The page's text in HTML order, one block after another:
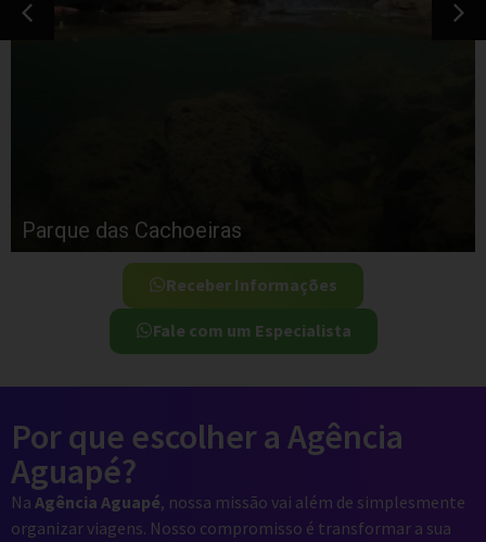
Parque das Cachoeiras
Receber Informações
Fale com um Especialista
Por que escolher a Agência
Aguapé?
Na Agência Aguapé, nossa missão vai além de simplesmente
organizar viagens. Nosso compromisso é transformar a sua